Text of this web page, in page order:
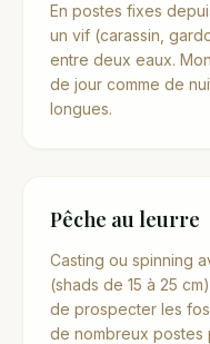
En postes fixes
un vif (carassin,
entre deux eaux.
de jour comme de
longues.
Pêche au leurre
Casting ou spinning
(shads de 15 à 25
de prospecter les
de nombreux postes